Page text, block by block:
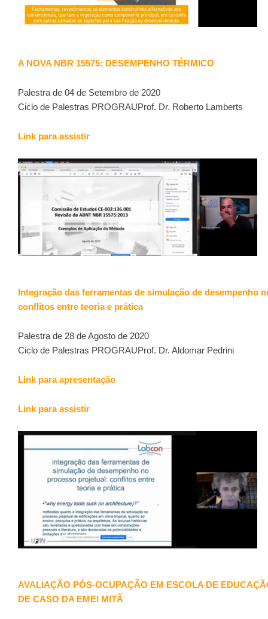
A NOVA NBR 15575: DESEMPENHO TÉRMICO
Palestra de 04 de Setembro de 2020
Ciclo de Palestras PROGRAUProf. Dr. Roberto Lamberts
Link para assistir
Integração das ferramentas de simulação de desempenho
conflitos entre teoria e prática
Palestra de 28 de Agosto de 2020
Ciclo de Palestras PROGRAUProf. Dr. Aldomar Pedrini
Link para apresentação
Link para assistir
AVALIAÇÃO PÓS-OCUPAÇÃO EM ESCOLA DE
DE CASO DA EMEI MITÃ